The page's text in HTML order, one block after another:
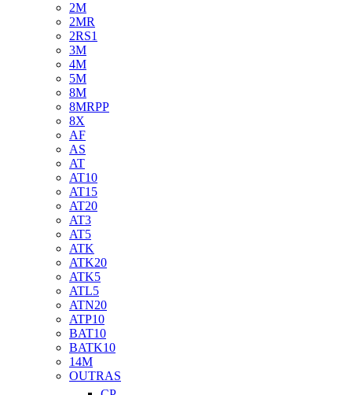
2M
2MR
2RS1
3M
4M
5M
8M
8MRPP
8X
AF
AS
AT
AT10
AT15
AT20
AT3
AT5
ATK
ATK20
ATK5
ATL5
ATN20
ATP10
BAT10
BATK10
14M
OUTRAS